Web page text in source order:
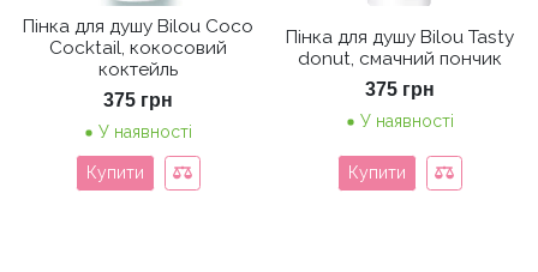
Пінка для душу Bilou Coco
Cocktail, кокосовий
коктейль
375 грн
У наявності
Купити
Пінка для душу Bilou Tasty
donut, смачний пончик
375 грн
У наявності
Купити